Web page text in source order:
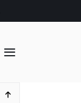
Toggle